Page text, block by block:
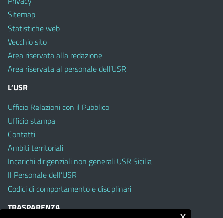
Sitemap
Statistiche web
Vecchio sito
Area riservata alla redazione
Area riservata al personale dell’USR
L’USR
Ufficio Relazioni con il Pubblico
Ufficio stampa
Contatti
Ambiti territoriali
Incarichi dirigenziali non generali USR Sicilia
Il Personale dell’USR
Codici di comportamento e disciplinari
TRASPARENZA